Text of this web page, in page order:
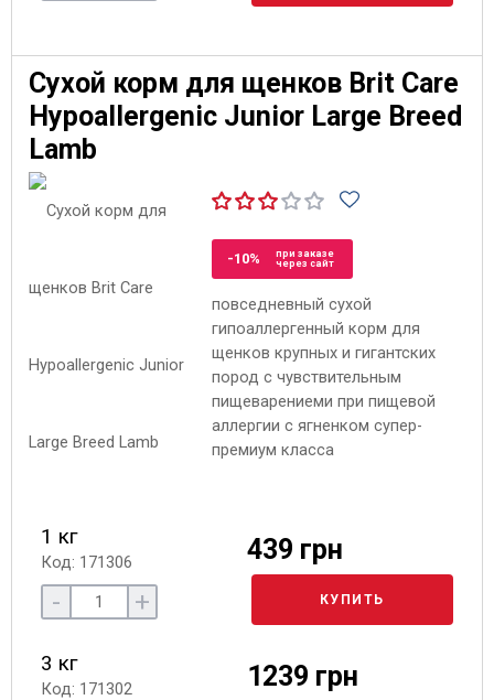
Сухой корм для щенков Brit Care
Hypoallergenic Junior Large Breed
Lamb
-10%
при заказе
через сайт
повседневный сухой
гипоаллергенный корм для
щенков крупных и гигантских
пород с чувствительным
пищеварениеми при пищевой
аллергии с ягненком супер-
премиум класса
1 кг
Код: 171306 439 грн
- + КУПИТЬ
3 кг
Код: 171302 1239 грн